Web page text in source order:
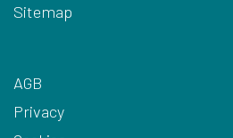
Sitemap
AGB
Privacy